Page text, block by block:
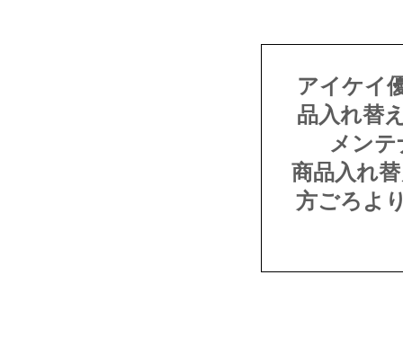
アイケイ
品入れ替
メン
商品入れ
方ごろよ